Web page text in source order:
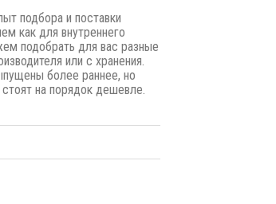
подбора и поставки
как для внутреннего
подобрать для вас разные
или с хранения.
более раннее, но
на порядок дешевле.